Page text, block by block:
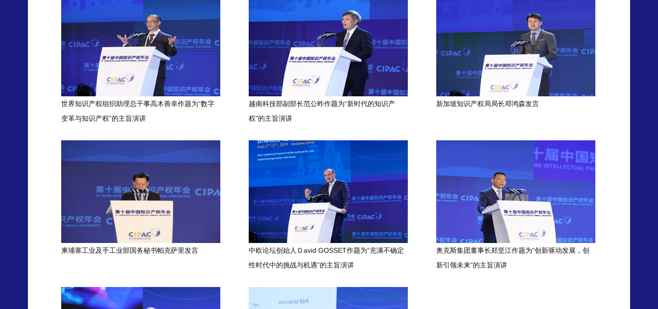
世界知识产权组织助理总干事高木善幸作题为“数字
变革与知识产权”的主旨演讲
越南科技部副部长范公昨作题为“新时代的知识产
权”的主旨演讲
新加坡知识产权局局长邓鸿森发言
柬埔寨工业及手工业部国务秘书帕克萨里发言
中欧论坛创始人Ｄavid GOSSET作题为“充满不确定
性时代中的挑战与机遇”的主旨演讲
奥克斯集团董事长郑坚江作题为“创新驱动发展，创
新引领未来”的主旨演讲